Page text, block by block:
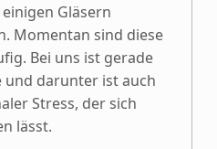
Gläsern
Momentan sind diese
Bei uns ist gerade
und darunter ist auch
Stress, der sich
lässt.